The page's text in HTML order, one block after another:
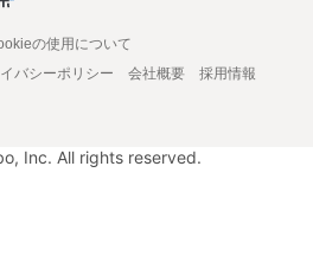
の使用について
バシーポリシー 会社概要
採用情報
Inc. All rights reserved.